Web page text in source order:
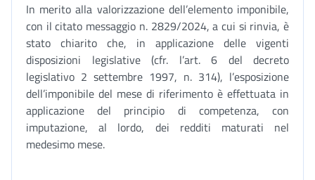
In merito alla valorizzazione dell’elemento imponibile,
con il citato messaggio n. 2829/2024, a cui si rinvia, è
stato chiarito che, in applicazione delle vigenti
disposizioni legislative (cfr. l’art. 6 del decreto
legislativo 2 settembre 1997, n. 314), l’esposizione
dell’imponibile del mese di riferimento è effettuata in
applicazione del principio di competenza, con
imputazione, al lordo, dei redditi maturati nel
medesimo mese.